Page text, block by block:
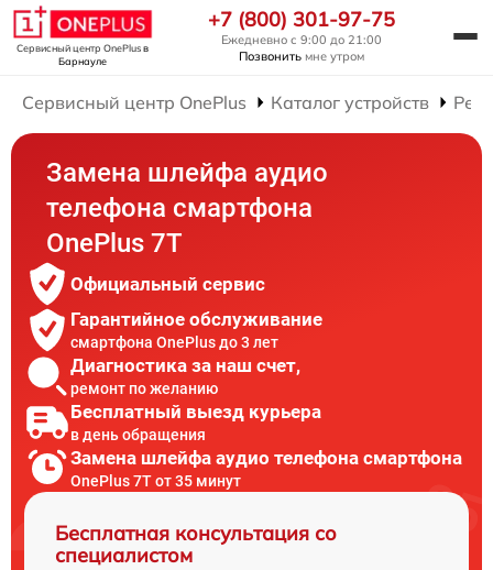
Сервисный центр OnePlusв
Барнауле
+7 (800) 301-97-75
Ежедневно с 9:00 до 21:00
Позвонить мне утром
Сервисный центр OnePlus Каталог устройств
Замена шлейфа аудио
телефона смартфона
OnePlus 7T
Официальный сервис
Гарантийное обслуживание
смартфона OnePlus до 3 лет
Диагностика за наш счет,
ремонт по желанию
Бесплатный выезд курьера
в день обращения
Замена шлейфа аудио телефона смартфона
OnePlus 7T от 35 минут
Бесплатная консультация со
специалистом